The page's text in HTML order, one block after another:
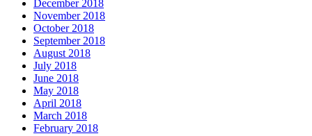
December 2018
November 2018
October 2018
September 2018
August 2018
July 2018
June 2018
May 2018
April 2018
March 2018
February 2018